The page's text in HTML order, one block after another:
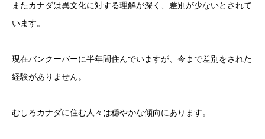
またカナダは異文化に対する理解が深く、差別が少ないとされて
います。
現在バンクーバーに半年間住んでいますが、今まで差別をされた
経験がありません。
むしろカナダに住む人々は穏やかな傾向にあります。